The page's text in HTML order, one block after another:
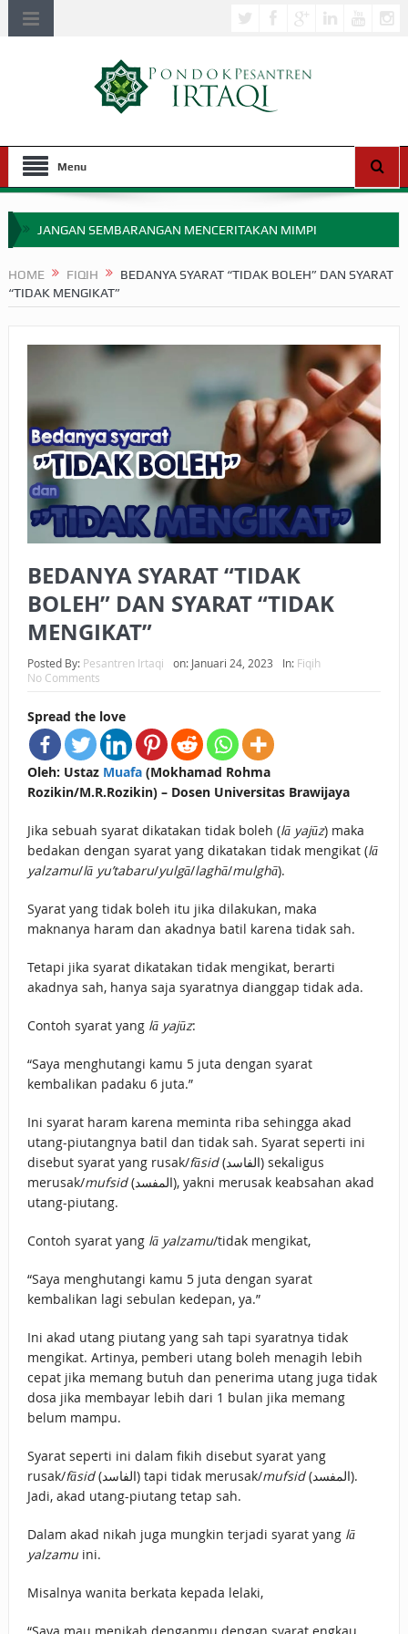
Menu
JANGAN SEMBARANGAN MENCERITAKAN MIMPI
MIMPI YANG DIABAIKAN MENJELANG PERANG BADAR
SEBELUM TIBA SAAT WAJIB?
HAKIKAT NIKMAT DI DUNIA!
BAGAIMANA CARA MEMBAYAR ZAKAT UANG?
UANG HARAM BISA MENJADI HALAL JIKA SEBAB
KEPEMILIKANNYA BERUBAH
ISTIDLAL BATIL VS ISTIDLAL SYAR’I
BAHASA CINTA KARENA ALLAH
HUKUM MEMBAYAR ZAKAT DENGAN CARA MENGANGSUR
HOME FIQIH
BEDANYA SYARAT “TIDAK BOLEH” DAN SYARAT
“TIDAK MENGIKAT”
BEDANYA SYARAT “TIDAK
BOLEH” DAN SYARAT “TIDAK
MENGIKAT”
Posted By: Pesantren Irtaqi on: Januari 24, 2023 In: Fiqih
No Comments
Spread the love
Oleh: Ustaz Muafa(Mokhamad Rohma
Rozikin/M.R.Rozikin) – Dosen Universitas Brawijaya
Jika sebuah syarat dikatakan tidak boleh (lā yajūz) maka
bedakan dengan syarat yang dikatakan tidak mengikat (lā
yalzamu/lā yu’tabaru/yulgā/laghā/mulghā).
Syarat yang tidak boleh itu jika dilakukan, maka
maknanya haram dan akadnya batil karena tidak sah.
Tetapi jika syarat dikatakan tidak mengikat, berarti
akadnya sah, hanya saja syaratnya dianggap tidak ada.
Contoh syarat yang lā yajūz:
“Saya menghutangi kamu 5 juta dengan syarat
kembalikan padaku 6 juta.”
Ini syarat haram karena meminta riba sehingga akad
utang-piutangnya batil dan tidak sah. Syarat seperti ini
disebut syarat yang rusak/fāsid(الفاسد) sekaligus
merusak/mufsid(المفسد), yakni merusak keabsahan akad
utang-piutang.
Contoh syarat yang lā yalzamu/tidak mengikat,
“Saya menghutangi kamu 5 juta dengan syarat
kembalikan lagi sebulan kedepan, ya.”
Ini akad utang piutang yang sah tapi syaratnya tidak
mengikat. Artinya, pemberi utang boleh menagih lebih
cepat jika memang butuh dan penerima utang juga tidak
dosa jika membayar lebih dari 1 bulan jika memang
belum mampu.
Syarat seperti ini dalam fikih disebut syarat yang
rusak/fāsid (الفاسد) tapi tidak merusak/mufsid(المفسد).
Jadi, akad utang-piutang tetap sah.
Dalam akad nikah juga mungkin terjadi syarat yang lā
yalzamuini.
Misalnya wanita berkata kepada lelaki,